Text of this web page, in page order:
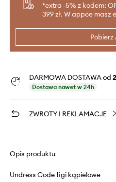
*extra -5% z kodem:
399 zł. W appce masz
Pobierz
DARMOWA DOSTAWA od
Dostawa nawet w 24h
ZWROTY I REKLAMACJE
Opis produktu
Undress Code figi kąpielowe